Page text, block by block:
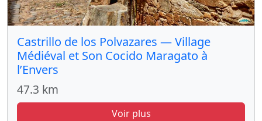
Castrillo de los Polvazares — Village
Médiéval et Son Cocido Maragato à
l’Envers
47.3 km
Voir plus